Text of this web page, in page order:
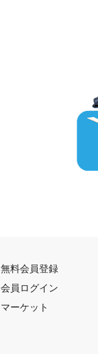
無料会員登録
会員ログイン
マーケット